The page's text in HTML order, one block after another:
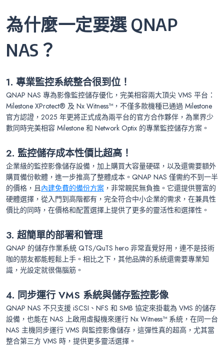
為什麼一定要選 QNAP
NAS？
1. 專業監控系統整合很到位！
QNAP NAS 專為影像監控儲存優化，完美相容兩大頂尖 VMS 平台：
Milestone XProtect® 及 Nx Witness™，不僅多款機種已通過 Milestone
官方認證，2025 年更將正式成為兩平台的官方合作夥伴，為業界少
數同時完美相容 Milestone 和 Network Optix 的專業監控儲存方案。
2. 監控儲存成本性價比超高！
企業級的監控影像儲存設備，加上購買大容量硬碟，以及還需要額外
購買備份軟體，進一步推高了整體成本。QNAP NAS 僅需約不到一半
的價格，且內建免費的備份方案 ，非常親民無負擔。它還提供豐富的
硬體選擇，從入門到高階都有，完全符合中小企業的需求，在兼具性
價比的同時，在價格和配置選擇上提供了更多的靈活性和選擇性。
3. 超簡單的部署和管理
QNAP 的儲存作業系統 QTS/QuTS hero 非常直覺好用，連不是技術
咖的朋友都能輕鬆上手。相比之下，其他品牌的系統還需要專業知
識，光設定就很傷腦筋。
4. 同步運行 VMS 系統與儲存監控影像
QNAP NAS 不只支援 iSCSI、NFS 和 SMB 協定來掛載為 VMS 的儲存
設備，也能在 NAS 上啟用虛擬機來運行 Nx Witness™ 系統，在同一台
NAS 主機同步運行 VMS 與監控影像儲存，這彈性真的超高，尤其當
整合第三方 VMS 時，提供更多靈活選擇。